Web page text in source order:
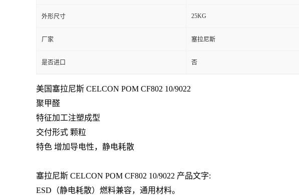
外形尺寸 25KG
厂家 塞拉尼斯
是否进口 否
美国塞拉尼斯 CELCON POM CF802 10/9022
聚甲醛
特征加工注塑成型
交付形式 颗粒
特色 增加导电性，静电耗散
塞拉尼斯 CELCON POM CF802 10/9022 产品文字:
ESD（静电耗散）燃料兼容，通用材料。